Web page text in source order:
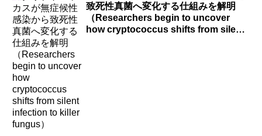
致死性真菌へ変化する仕組みを解明
（Researchers begin to uncover
how cryptococcus shifts from silent